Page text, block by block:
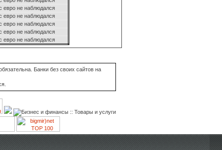
евро не наблюдался
евро не наблюдался
евро не наблюдался
евро не наблюдался
евро не наблюдался
Банки без своих сайтов на